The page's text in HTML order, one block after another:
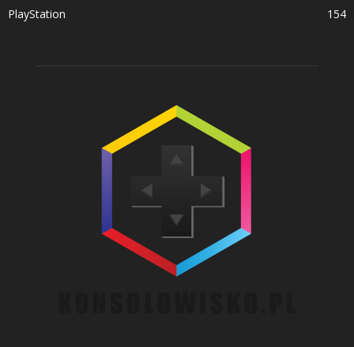
PlayStation
154